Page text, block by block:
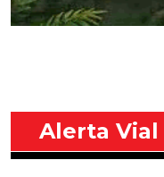
Alerta Vial